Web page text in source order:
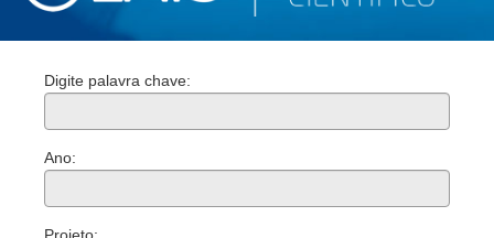
Digite palavra chave:
Ano: